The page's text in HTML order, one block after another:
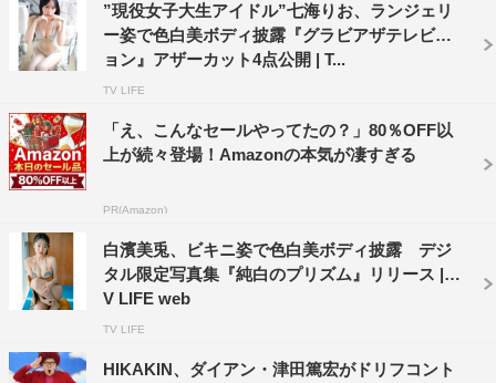
”現役女子大生アイドル”七海りお、ランジェリ
ー姿で色白美ボディ披露『グラビアザテレビジ
ョン』アザーカット4点公開 | T...
TV LIFE
「え、こんなセールやってたの？」80％OFF以
上が続々登場！Amazonの本気が凄すぎる
PR(Amazon)
白濱美兎、ビキニ姿で色白美ボディ披露 デジ
タル限定写真集『純白のプリズム』リリース | T
V LIFE web
TV LIFE
HIKAKIN、ダイアン・津田篤宏がドリフコント